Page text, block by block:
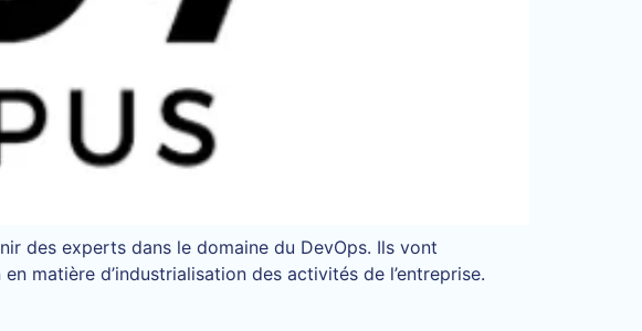
des experts dans le domaine du DevOps. Ils vont
matière d’industrialisation des activités de l’entreprise.